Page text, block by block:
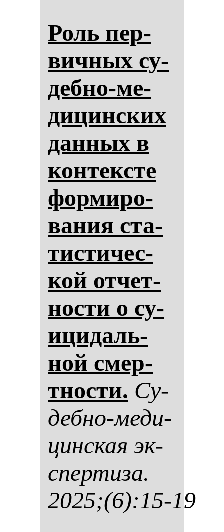
Роль пер­
вич­ных су­
деб­но-ме­
ди­цин­ских
дан­ных в
кон­тек­сте
фор­ми­ро­
ва­ния ста­
тис­ти­чес­
кой от­чет­
нос­ти о су­
ици­даль­
ной смер­
тнос­ти. Су­
деб­но-ме­ди­
цин­ская эк­
спер­ти­за.
2025;(6):15-19